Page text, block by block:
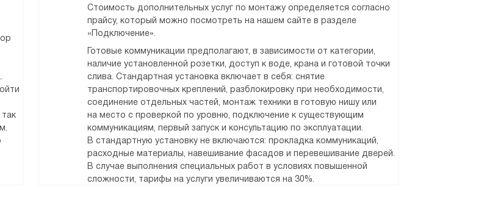
Стоимость дополнительных услуг по монтажу определяется согласно
прайсу, который можно посмотреть на нашем сайте в разделе
«Подключение».
Готовые коммуникации предполагают, в зависимости от категории,
наличие установленной розетки, доступ к воде, крана и готовой точки
слива. Стандартная установка включает в себя: снятие
транспортировочных креплений, разблокировку при необходимости,
соединение отдельных частей, монтаж техники в готовую нишу или
на место с проверкой по уровню, подключение к существующим
коммуникациям, первый запуск и консультацию по эксплуатации.
В стандартную установку не включаются: прокладка коммуникаций,
расходные материалы, навешивание фасадов и перевешивание дверей.
В случае выполнения специальных работ в условиях повышенной
сложности, тарифы на услуги увеличиваются на 30%.